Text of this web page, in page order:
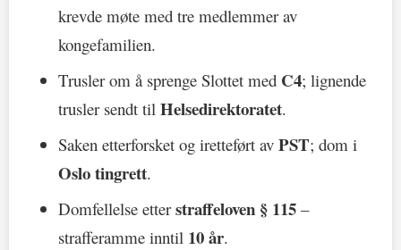
krevde møte med tre medlemmer av
kongefamilien.
Trusler om å sprenge Slottet med C4; lignende
trusler sendt til Helsedirektoratet.
Saken etterforsket og iretteført av PST; dom i
Oslo tingrett.
Domfellelse etterstraffeloven § 115 –
strafferamme inntil 10 år.